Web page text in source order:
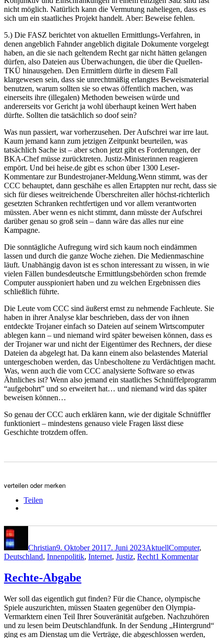
nicht möglich. Natürlich kann die Vermutung naheliegen, dass es
sich um ein staatliches Projekt handelt. Aber: Beweise fehlen.
5.) Die FASZ berichtet von aktuellen Ermittlungs-Verfahren, in
denen angeblich Fahnder angeblich digitale Dokumente vorgelegt
haben, an die sie nach geltendem Recht gar nicht hätten gelangen
dürfen, also Dateien aus Überwachungen, die über die Quellen-
TKÜ hinausgehen. Den Ermittlern dürfte in diesem Fall
klargewesen sein, dass sie unrechtmäßig erlangtes Beweismaterial
benutzen, warum sollten sie so etwas öffentlich machen, was
einerseits ihre (illegalen) Methoden beweisen würde und
andererseits vor Gericht ja wohl überhaupt keinen Wert haben
dürfte. Sollten die tatsächlich so doof sein?
Was nun passiert, war vorherzusehen. Der Aufschrei war irre laut.
Kaum jemand kann zum jetzigen Zeitpunkt beurteilen, was
tatsächlich Sache ist – aber schon jetzt gibt es Forderungen, der
BKA-Chef müsse zurücktreten. Justiz-Ministerinnen reagieren
empört. Und bei heise.de gibt es schon über 1300 Leser-
Kommentare zur Bundestrojaner-Meldung.Wenn stimmt, was der
CCC behauptet, dann geschähe es allen Ertappten nur recht, dass sie
sich für dieses weitreichende Überschreiten aller höchst-richterlich
gesetzten Schranken rechtfertigen und vor allem verantworten
müssten. Aber wenn es nicht stimmt, dann müsste der Aufschrei
darüber genau so groß sein – dann wäre das alles nur eine
Kampagne.
Die sonntägliche Aufregung wird sich kaum noch eindämmen
lassen und durch die ganze Woche ziehen. Die Medienmaschine
läuft. Unabhängig davon ist es schon interessant zu wissen, in wie
vielen Fällen bundesdeutsche Ermittlungsbehörden schon fremde
Computer ausspioniert haben und zu welchen Ergebnissen dies
schließlich führte.
Die Leute vom CCC sind äußerst ernst zu nehmende Fachleute. Sie
haben in ihrer Analyse klar beschrieben, dass der von ihnen
entdeckte Trojaner einfach so Dateien auf seinem Wirtscomputer
ablegen kann – und niemand wird später beweisen können, dass es
der Trojaner war und nicht der Eigentümer des Rechners, der diese
Dateien da abgelegt hat. Da kann einem also belastendes Material
untergeschoben werden, das Unbescholtene zu Verdächtigen macht.
Was, wenn auch die vom CCC analysierte Software so etwas
Ähnliches ist? Wenn also jemand ein staatliches Schnüffelprogramm
“aufgebohrt” und so erweitert hat… und niemand wird das später
beweisen können…
So genau der CCC auch erklären kann, wie der digitale Schnüffler
funktioniert – mindestens genauso viele Fragen lässt diese
Geschichte trotzdem offen.
verteilen oder merken
Teilen
Christian9. Oktober 2011 7. Juni 2023AktuellComputer,
Deutschland, Innenpolitik, Internet, Justiz, Recht1 Kommentarzu
Rechte-Abgabe
Wer soll das eigentlich gut finden? Für die Chance, olympische
Spiele auszurichten, müssen Staaten gegenüber den Olympia-
Vermarktern einen Teil Ihrer Souveränität aufgeben. Nachzuhören
und zu lesen beim Deutschlandfunk. In der Sendung „Hintergrund“
ging es am Dienstag um die Verträge, die abgeschlossen werden,